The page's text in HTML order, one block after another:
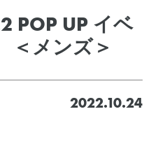
POP UP イベ
メンズ＞
2022.10.24